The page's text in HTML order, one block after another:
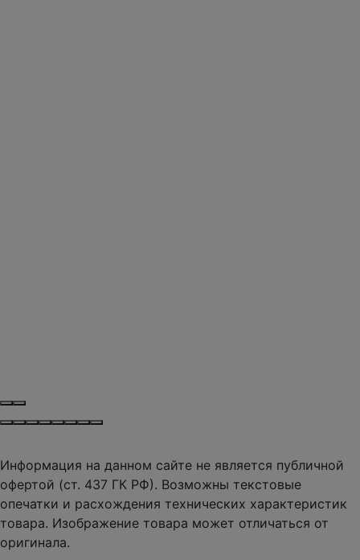
Информация на данном сайте не является публичной
офертой (ст. 437 ГК РФ). Возможны текстовые
опечатки и расхождения технических характеристик
товара. Изображение товара может отличаться от
оригинала.